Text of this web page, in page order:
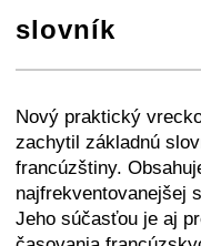
slovník
+ − ⛶
Nový praktický
zachytil základnú
francúzštiny.
najfrekventovanejšej
Jeho súčasťou je aj